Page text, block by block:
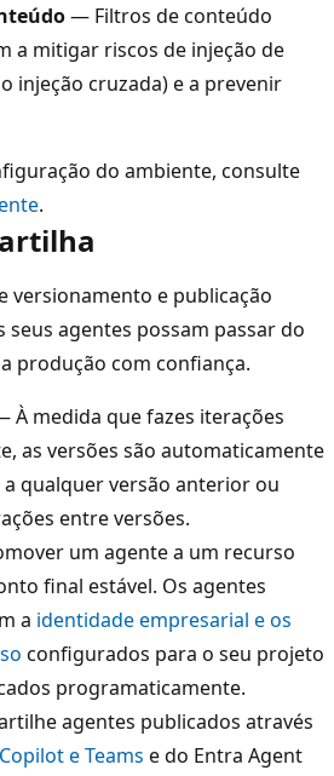
— Filtros de conteúdo
a mitigar riscos de injeção de
injeção cruzada) e a prevenir
do ambiente, consulte
.
versionamento e publicação
agentes possam passar do
produção com confiança.
À medida que fazes iterações
as versões são automaticamente
qualquer versão anterior ou
entre versões.
um agente a um recurso
final estável. Os agentes
a identidade empresarial e os
configurados para o seu projeto
programaticamente.
agentes publicados através
e Teams e do Entra Agent